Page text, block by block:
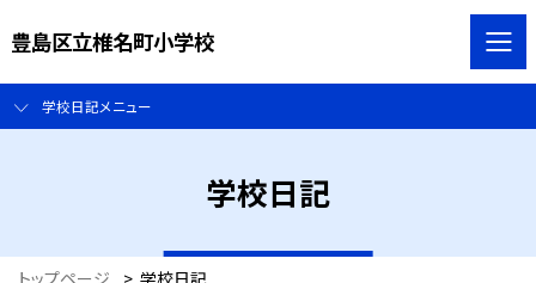
豊島区立椎名町小学校
学校日記メニュー
学校日記